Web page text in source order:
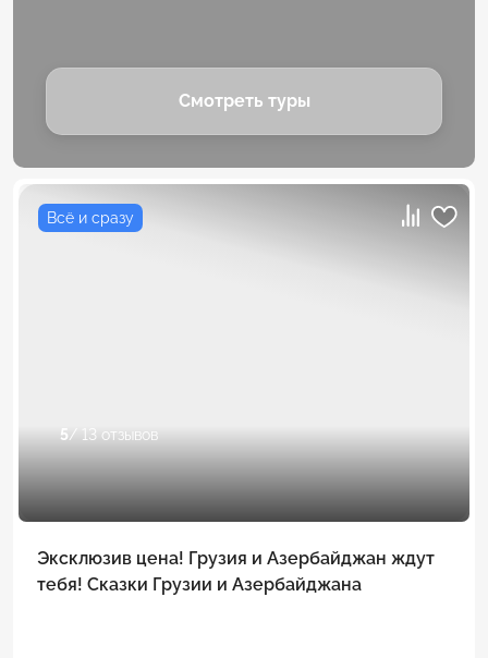
Смотреть туры
Всё и сразу
5/ 13 отзывов
Эксклюзив цена! Грузия и Азербайджан ждут
тебя! Сказки Грузии и Азербайджана